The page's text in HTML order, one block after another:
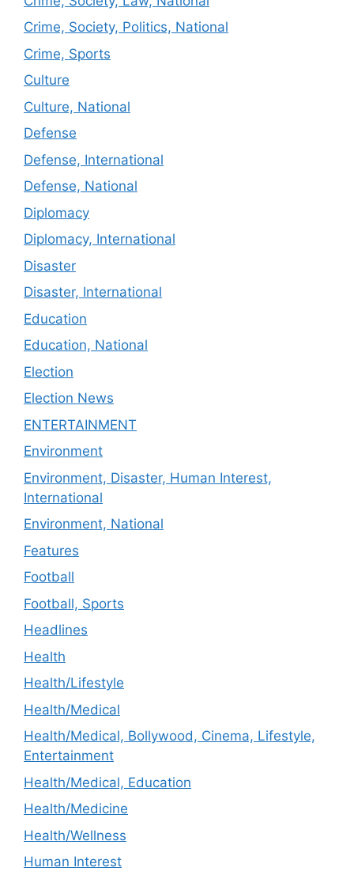
Crime, Society, Politics, National
Crime, Sports
Culture
Culture, National
Defense
Defense, International
Defense, National
Diplomacy
Diplomacy, International
Disaster
Disaster, International
Education
Education, National
Election
Election News
ENTERTAINMENT
Environment
Environment, Disaster, Human Interest,
International
Environment, National
Features
Football
Football, Sports
Headlines
Health
Health/Lifestyle
Health/Medical
Health/Medical, Bollywood, Cinema, Lifestyle,
Entertainment
Health/Medical, Education
Health/Medicine
Health/Wellness
Human Interest